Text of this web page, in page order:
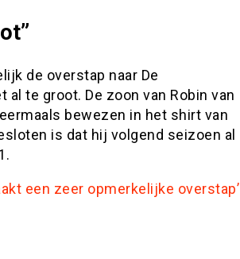
de overstap naar De
te groot. De zoon van Robin van
bewezen in het shirt van
is dat hij volgend seizoen al
een zeer opmerkelijke overstap’